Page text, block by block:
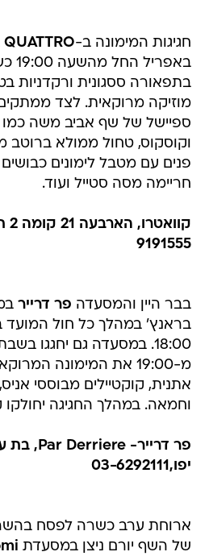
חגיגות המימונה ב-QUATTRO
בתפאורה ססגונית ורקדניות
מוזיקה מרוקאית. לצד ממתקים
ספיישל של שף אביב משה כמו
וקוסקוס, טחול ממולא ברוטב
פנים עם מטבל לימונים
חריימה מסה סטייל ועוד.
9191555
בבר היין והמסעדה פר דרייר
מ-19:00 את המימונה
אתנית, קוקטיילים מבוססי
וחמאה. במהלך החגיגה יחולקו
יפו,03-6292111
ארוחת ערב כשרה לפסח
של השף יורם ניצן במסעדת